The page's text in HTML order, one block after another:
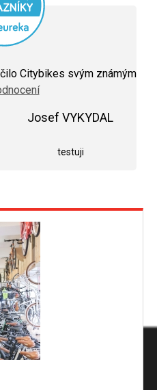
hodnocení
obchodu
je
Citybikes svým známým
Josef VYKYDAL
testuji